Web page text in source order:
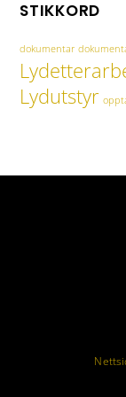
STIKKORD
dokumentar
Lydutstyr